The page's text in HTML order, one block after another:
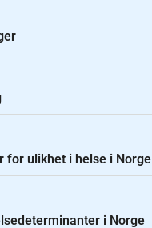
for ulikhet i helse i Norge
i Norge